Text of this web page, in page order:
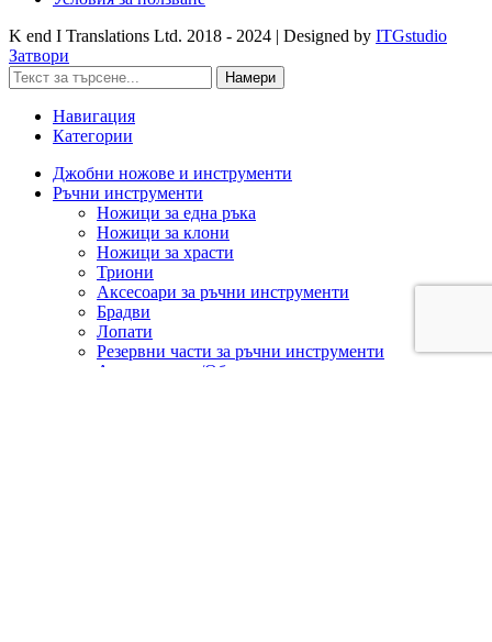
K end I Translations Ltd. 2018 - 2024 | Designed by ITGstudio
Затвори
Намери
Навигация
Категории
Джобни ножове и инструменти
Ръчни инструменти
Ножици за една ръка
Ножици за клони
Ножици за храсти
Триони
Аксесоари за ръчни инструменти
Брадви
Лопати
Резервни части за ръчни инструменти
Ашладисване/Облагородяване